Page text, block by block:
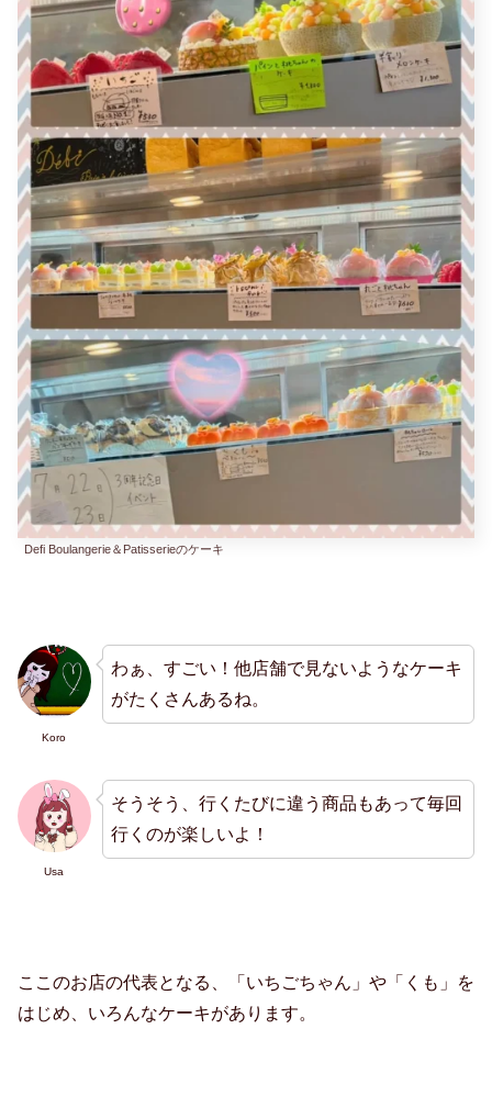
Defi Boulangerie＆Patisserieのケーキ
Koro
わぁ、すごい！他店舗で見ないようなケーキ
がたくさんあるね。
Usa
そうそう、行くたびに違う商品もあって毎回
行くのが楽しいよ！
ここのお店の代表となる、「いちごちゃん」や「くも」を
はじめ、いろんなケーキがあります。